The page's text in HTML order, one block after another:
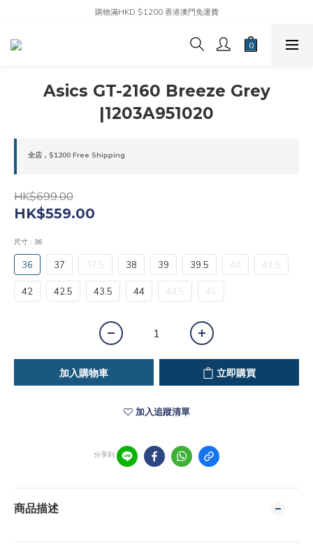
購物滿HKD $1200 香港澳門免運費
Asics GT-2160 Breeze Grey
|1203A951020
全店，$1200 Free Shipping
HK$699.00
HK$559.00
尺寸 : 36
36 37 37.5 38 39 39.5 40 41.5
42 42.5 43.5 44 44.5 45
加入購物車 立即購買
加入追蹤清單
分享到
商品描述